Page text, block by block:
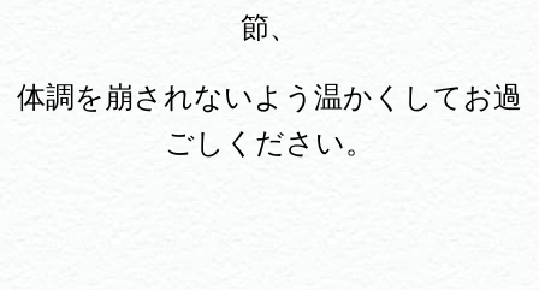
節、
体調を崩されないよう温かくしてお過
ごしください。